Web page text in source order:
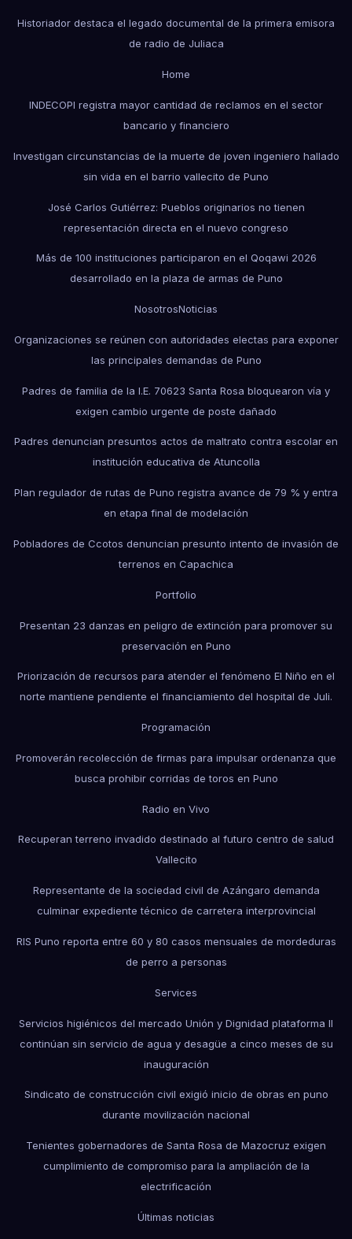
Historiador destaca el legado documental de la primera emisora
de radio de Juliaca
Home
INDECOPI registra mayor cantidad de reclamos en el sector
bancario y financiero
Investigan circunstancias de la muerte de joven ingeniero hallado
sin vida en el barrio vallecito de Puno
José Carlos Gutiérrez: Pueblos originarios no tienen
representación directa en el nuevo congreso
Más de 100 instituciones participaron en el Qoqawi 2026
desarrollado en la plaza de armas de Puno
NosotrosNoticias
Organizaciones se reúnen con autoridades electas para exponer
las principales demandas de Puno
Padres de familia de la I.E. 70623 Santa Rosa bloquearon vía y
exigen cambio urgente de poste dañado
Padres denuncian presuntos actos de maltrato contra escolar en
institución educativa de Atuncolla
Plan regulador de rutas de Puno registra avance de 79 % y entra
en etapa final de modelación
Pobladores de Ccotos denuncian presunto intento de invasión de
terrenos en Capachica
Portfolio
Presentan 23 danzas en peligro de extinción para promover su
preservación en Puno
Priorización de recursos para atender el fenómeno El Niño en el
norte mantiene pendiente el financiamiento del hospital de Juli.
Programación
Promoverán recolección de firmas para impulsar ordenanza que
busca prohibir corridas de toros en Puno
Radio en Vivo
Recuperan terreno invadido destinado al futuro centro de salud
Vallecito
Representante de la sociedad civil de Azángaro demanda
culminar expediente técnico de carretera interprovincial
RIS Puno reporta entre 60 y 80 casos mensuales de mordeduras
de perro a personas
Services
Servicios higiénicos del mercado Unión y Dignidad plataforma II
continúan sin servicio de agua y desagüe a cinco meses de su
inauguración
Sindicato de construcción civil exigió inicio de obras en puno
durante movilización nacional
Tenientes gobernadores de Santa Rosa de Mazocruz exigen
cumplimiento de compromiso para la ampliación de la
electrificación
Últimas noticias